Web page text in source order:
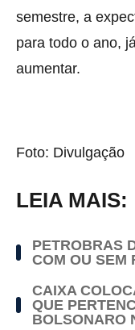
semestre, a
para todo o ano,
aumentar.
Foto: Divulgação
LEIA MAIS:
PETROBRAS
COM OU SEM
CAIXA
QUE
BOLSONARO